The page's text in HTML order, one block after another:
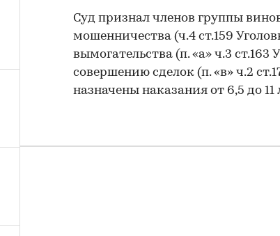
Суд признал членов группы
мошенничества (ч.4 ст.159
вымогательства (п. «а» ч.3
совершению сделок (п. «в» ч.2
назначены наказания от 6,5 до